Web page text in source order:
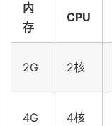
内
存
CPU
2G 2核
4G 4核